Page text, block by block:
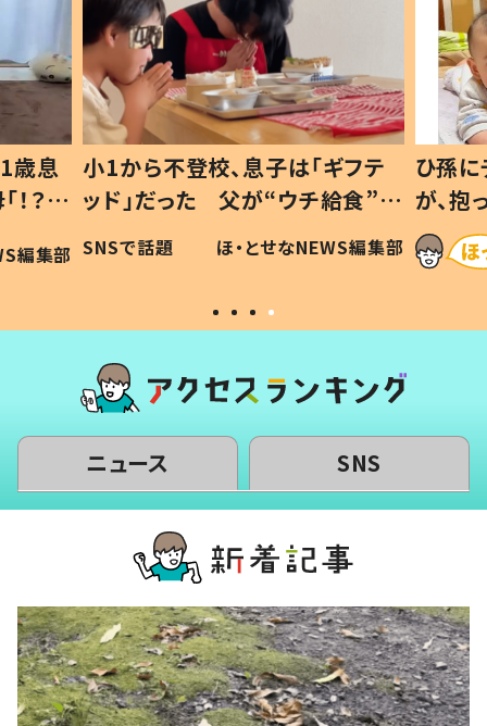
フテ
食”を
編集部
ひ孫にデレデレな80歳じいじ
が、抱っこすると…ひ孫の反応に
「涙が出ました」「可愛くて仕方な
い」
ほ・とせなNEWS編集部
ニュース SNS